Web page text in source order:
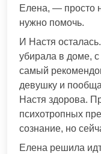
Елена, — просто
нужно помочь.
И Настя
убирала в доме,
самый
девушку и
Настя здорова.
психотропных
сознание, но
Елена решила